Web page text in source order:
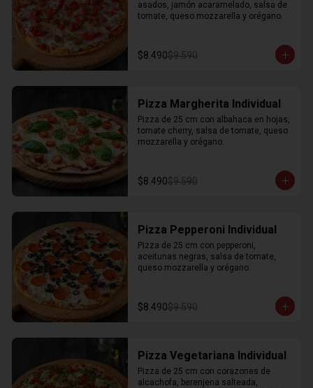
asados, jamón acaramelado, salsa de
tomate, queso mozzarella y orégano.
$8.490$9.590
Pizza Margherita Individual
Pizza de 25 cm con albahaca en hojas,
tomate cherry, salsa de tomate, queso
mozzarella y orégano.
$8.490$9.590
Pizza Pepperoni Individual
Pizza de 25 cm con pepperoni,
aceitunas negras, salsa de tomate,
queso mozzarella y orégano.
$8.490$9.590
Pizza Vegetariana Individual
Pizza de 25 cm con corazones de
alcachofa, berenjena salteada,